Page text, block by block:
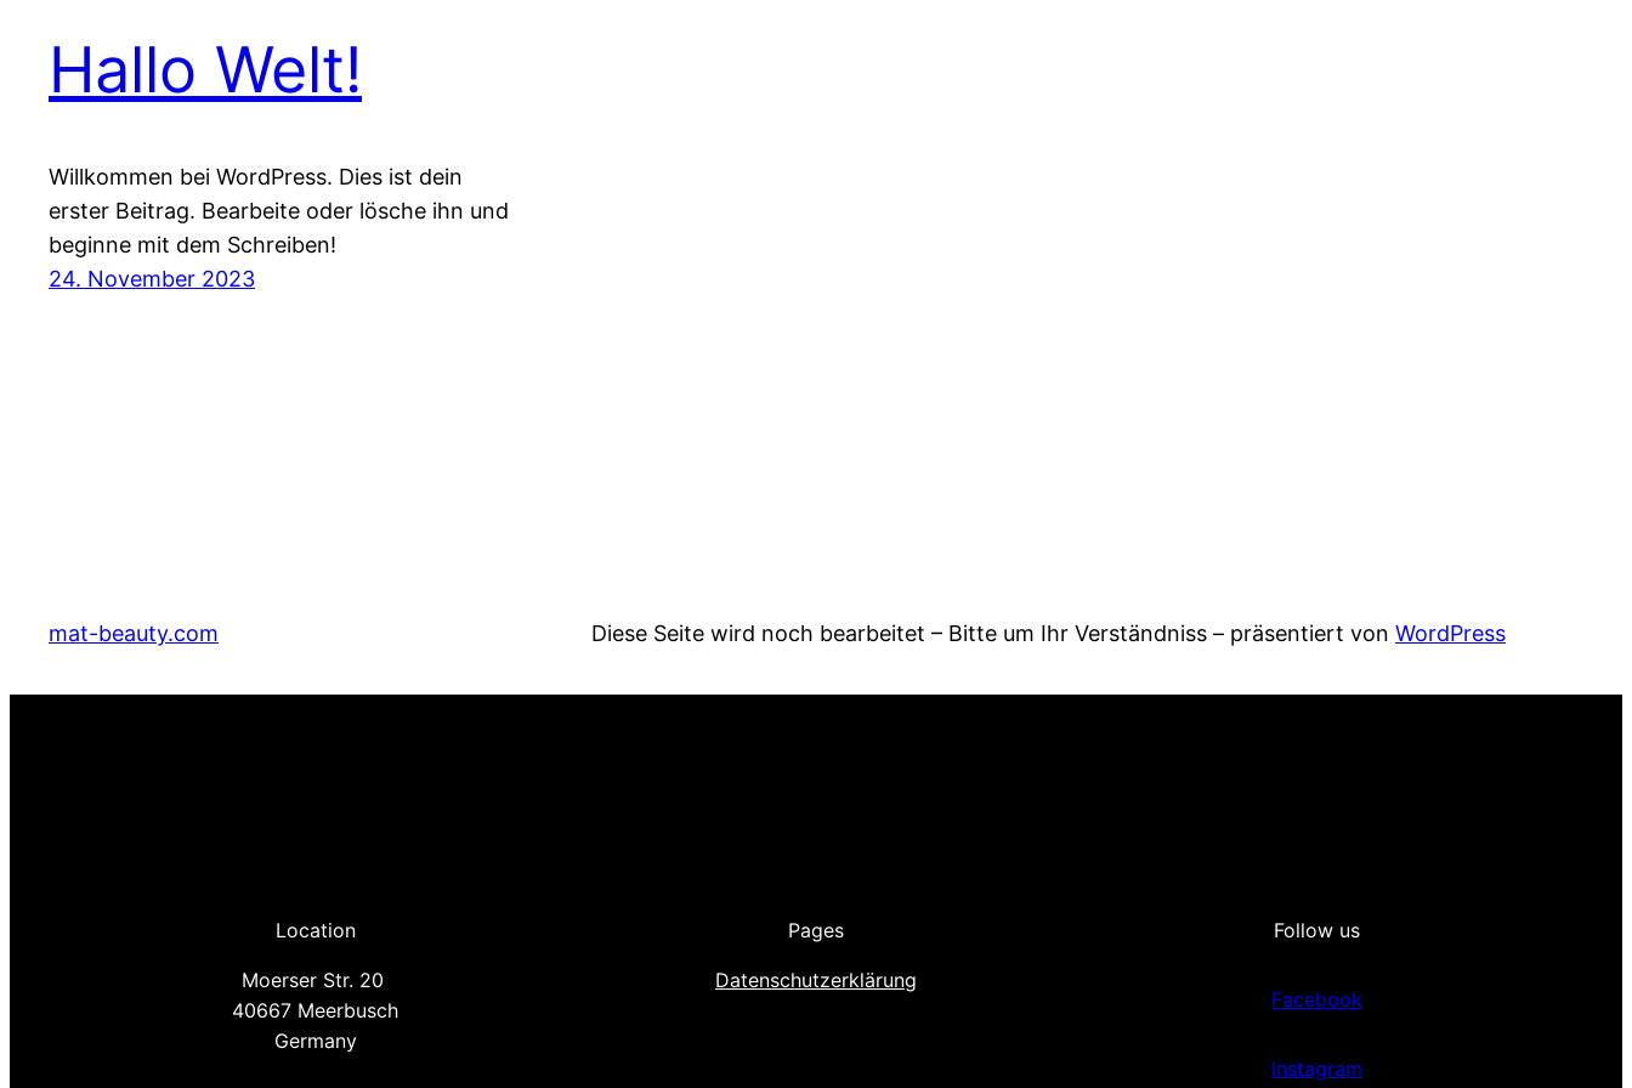
Hallo Welt!
Willkommen bei WordPress. Dies ist dein
erster Beitrag. Bearbeite oder lösche ihn und
beginne mit dem Schreiben!
24. November 2023
mat-beauty.com Diese Seite wird noch bearbeitet – Bitte um Ihr Verständniss – präsentiert von WordPress
Location
Moerser Str. 20
40667 Meerbusch
Germany
Pages
Datenschutzerklärung
Follow us
Facebook
Instagram